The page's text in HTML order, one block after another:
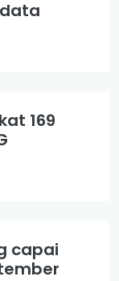
169
capai